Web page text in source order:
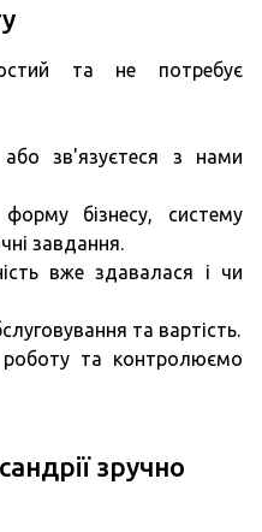
та не потребує
зв'язуєтеся з нами
бізнесу, систему
завдання.
вже здавалася і чи
та вартість.
роботу та контролюємо
зручно